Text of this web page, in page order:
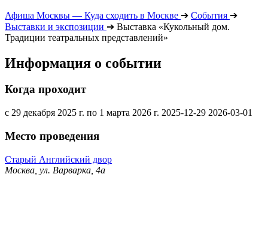
Афиша Москвы — Куда сходить в Москве ➔ События ➔
Выставки и экспозиции ➔ Выставка «Кукольный дом.
Традиции театральных представлений»
Информация о событии
Когда проходит
с 29 декабря 2025 г. по 1 марта 2026 г. 2025-12-29 2026-03-01
Место проведения
Старый Английский двор
Москва, ул. Варварка, 4а